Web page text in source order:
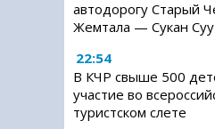
автодорогу Старый
Жемтала — Сукан Суу
22:54
В КЧР свыше 500
участие во
туристском слете